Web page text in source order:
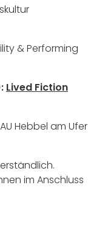
& Performing
Lived Fiction
Hebbel am Ufer
im Anschluss